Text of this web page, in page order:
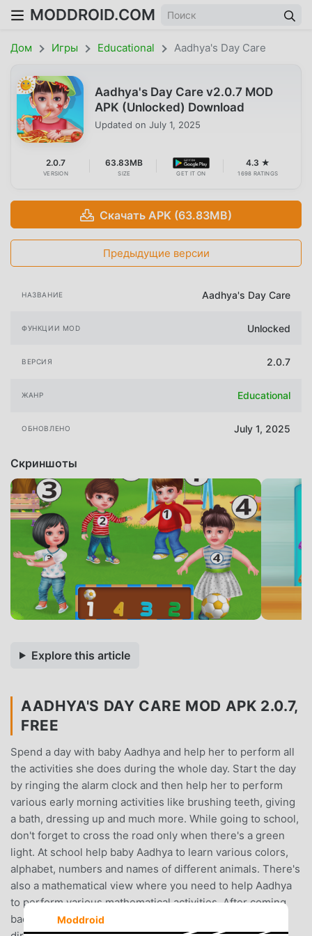
MODDROID.COM
Дом Игры Educational Aadhya's Day Care
Aadhya's Day Care v2.0.7 MOD
APK (Unlocked) Download
Updated on July 1, 2025
2.0.7
VERSION
63.83MB
SIZE GET IT ON
4.3 ★
1698 RATINGS
Скачать APK (63.83MB)
Предыдущие версии
НАЗВАНИЕ Aadhya's Day Care
ФУНКЦИИ MOD Unlocked
ВЕРСИЯ 2.0.7
ЖАНР Educational
ОБНОВЛЕНО July 1, 2025
Скриншоты
Explore this article
AADHYA'S DAY CARE MOD APK 2.0.7,
FREE
Spend a day with baby Aadhya and help her to perform all
the activities she does during the whole day. Start the day
by ringing the alarm clock and then help her to perform
various early morning activities like brushing teeth, giving
a bath, dressing up and much more. While going to school,
don't forget to cross the road only when there's a green
light. At school help baby Aadhya to learn various colors,
alphabet, numbers and names of different animals. There's
also a mathematical view where you need to help Aadhya
to perform various mathematical activities. After coming
back Aadhya wants to go to the park, but the park is very
Moddroid